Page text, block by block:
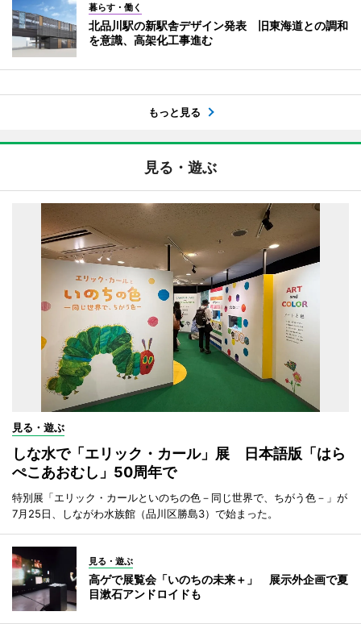
暮らす・働く
北品川駅の新駅舎デザイン発表 旧東海道との調和
を意識、高架化工事進む
もっと見る
見る・遊ぶ
見る・遊ぶ
しな水で「エリック・カール」展 日本語版「はら
ぺこあおむし」50周年で
特別展「エリック・カールといのちの色－同じ世界で、ちがう色－」が
7月25日、しながわ水族館（品川区勝島3）で始まった。
見る・遊ぶ
高ゲで展覧会「いのちの未来＋」 展示外企画で夏
目漱石アンドロイドも